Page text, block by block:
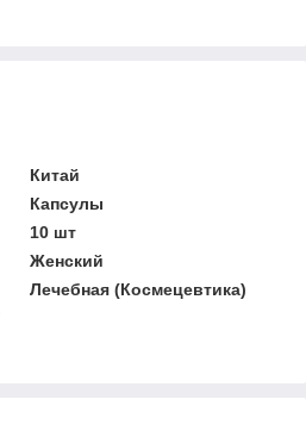
Китай
Капсулы
10 шт
Женский
Лечебная (Космецевтика)